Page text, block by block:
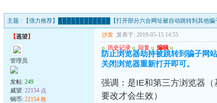
主题 : 【强力推荐】████████████【打开部分六合网址被自动跳转到其
【遥望】
管理员
发帖: 249
威望: 22154 点
铜币: 22154 枚
沙发 发表于: 2019-05-15 14:55
u 历史记录 u 回复 u 编辑 u
防止浏览器劫持被跳转到骗子网
关闭浏览器重新打开即可。
强调：是IE和第三方浏览器
要改才会生效）